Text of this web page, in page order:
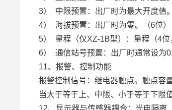
3） 中限预置：出厂时为最大开度值
4） 海拔预置：出厂时为零。（6位）
5） 量程（仅XZ-1B型）：量程（4位
6） 通信站号预置：出厂时通常设为
11、报警、控制功能
报警控制信号：继电器触点。触点容
当大于等于上、中限、小于等于下限